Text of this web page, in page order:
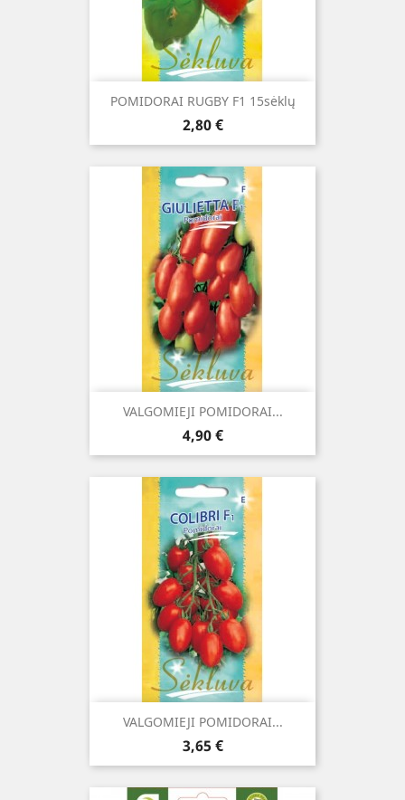
POMIDORAI RUGBY F1 15sėklų
Kaina
2,80 €
VALGOMIEJI POMIDORAI...
Kaina
4,90 €
VALGOMIEJI POMIDORAI...
Kaina
3,65 €